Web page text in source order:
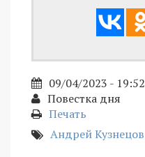
09/04/2023 - 19:52
Повестка дня
Печать
Андрей Кузнецов